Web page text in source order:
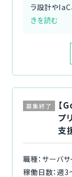
ラ設計やIaC
きを読む
募集終了
【
プ
支
職種：サーバ
稼働日数：週3